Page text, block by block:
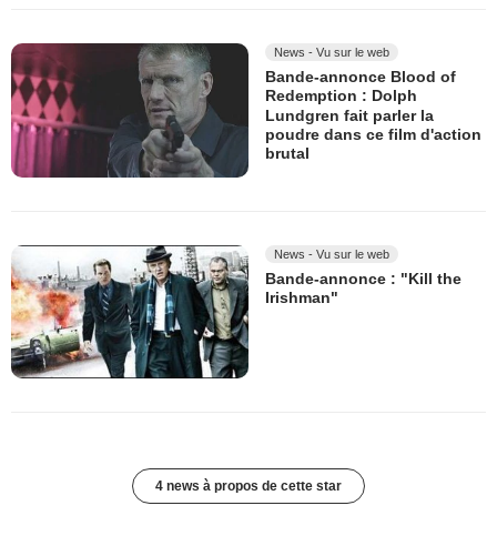
News - Vu sur le web
Bande-annonce Blood of
Redemption : Dolph
Lundgren fait parler la
poudre dans ce film d'action
brutal
News - Vu sur le web
Bande-annonce : "Kill the
Irishman"
4 news à propos de cette star